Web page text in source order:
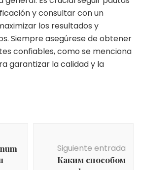
y consultar con un
los resultados y
Siempre asegúrese de obtener
confiables, como se menciona
garantizar la calidad y la
Siguiente entrada
Каким способом